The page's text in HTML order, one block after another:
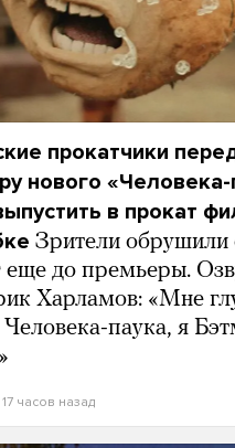
прокатчики
нового «Человека-
в прокат
Зрители обрушили
еще до премьеры.
Харламов: «Мне
паука, я
17 часов назад